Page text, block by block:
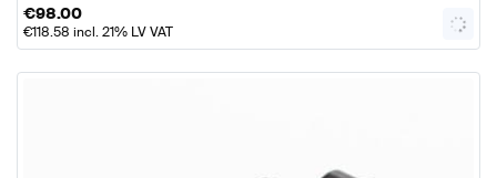
€98.00
€118.58 incl. 21% LV VAT